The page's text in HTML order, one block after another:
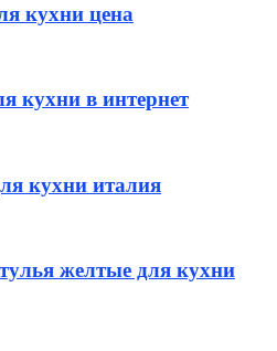
кухни цена
кухни в интернет
кухни италия
желтые для кухни